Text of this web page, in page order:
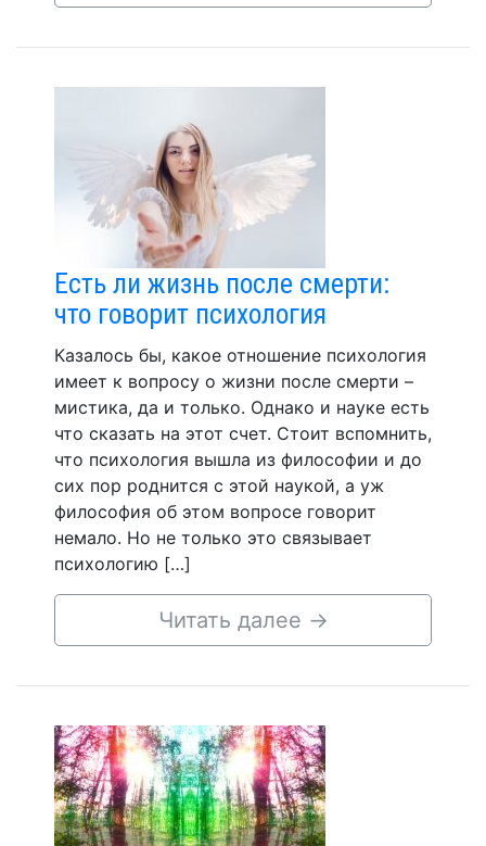
Есть ли жизнь после смерти:
что говорит психология
Казалось бы, какое отношение психология
имеет к вопросу о жизни после смерти –
мистика, да и только. Однако и науке есть
что сказать на этот счет. Стоит вспомнить,
что психология вышла из философии и до
сих пор роднится с этой наукой, а уж
философия об этом вопросе говорит
немало. Но не только это связывает
психологию […]
Читать далее →